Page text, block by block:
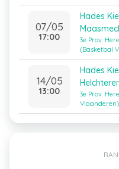
07/05
17:00
Hades
3e Prov.
(Basketbal
14/05
13:00
Hades
3e Prov.
Vlaanderen)